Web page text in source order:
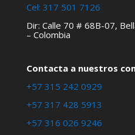
Cel: 317 501 7126
Dir: Calle 70 # 68B-07,
– Colombia
Contacta a nuestros
+57 315 242 0929
+57 317 428 5913
+57 316 026 9246